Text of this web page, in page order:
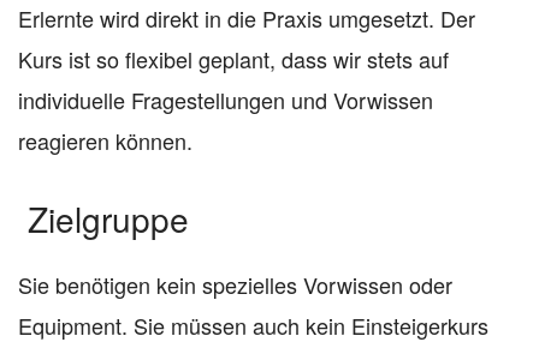
Erlernte wird direkt in die Praxis umgesetzt. Der
Kurs ist so flexibel geplant, dass wir stets auf
individuelle Fragestellungen und Vorwissen
reagieren können.
Zielgruppe
Sie benötigen kein spezielles Vorwissen oder
Equipment. Sie müssen auch kein Einsteigerkurs